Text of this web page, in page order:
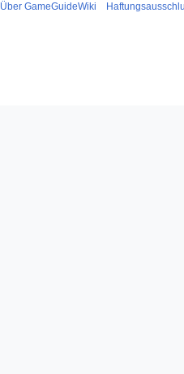
Über GameGuideWiki